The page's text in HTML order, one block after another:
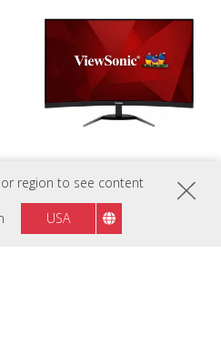
region to see content
USA
32” 144Hz QHD Curved Gaming
Monitor